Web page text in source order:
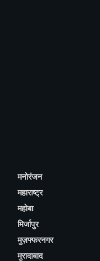
मनोरंजन
महाराष्ट्र
महोबा
मिर्जापुर
मुज़फ्फरनगर
मुरादाबाद